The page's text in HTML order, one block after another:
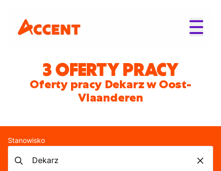
3 OFERTY PRACY
Oferty pracy Dekarz w Oost-
Vlaanderen
Stanowisko